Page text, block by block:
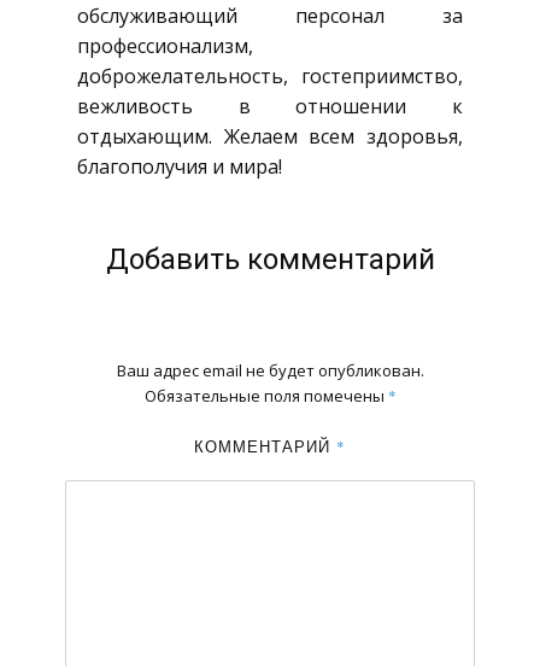
обслуживающий персонал за
профессионализм,
доброжелательность, гостеприимство,
вежливость в отношении к
отдыхающим. Желаем всем здоровья,
благополучия и мира!
Добавить комментарий
Ваш адрес email не будет опубликован.
Обязательные поля помечены *
КОММЕНТАРИЙ *